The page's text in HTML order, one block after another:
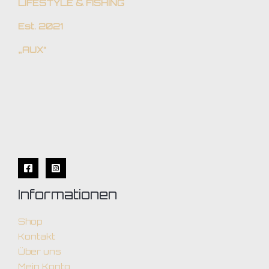
LIFESTYLE & FISHING
Est. 2021
„AUX“
Informationen
Shop
Kontakt
Über uns
Mein Konto